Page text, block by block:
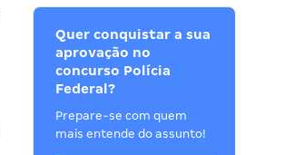
Quer conquistar a sua
aprovação no
concurso Polícia
Federal?
Prepare-se com quem
mais entende do assunto!